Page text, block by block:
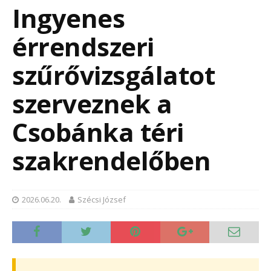
Ingyenes
érrendszeri
szűrővizsgálatot
szerveznek a
Csobánka téri
szakrendelőben
2026.06.20. Szécsi József